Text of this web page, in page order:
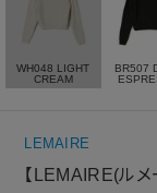
WH048 LIGHT
CREAM
BR507
LEMAIRE
【LEMAIRE(ル